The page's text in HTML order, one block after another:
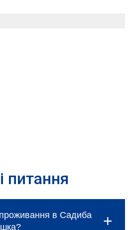
питання
проживання в Садиба